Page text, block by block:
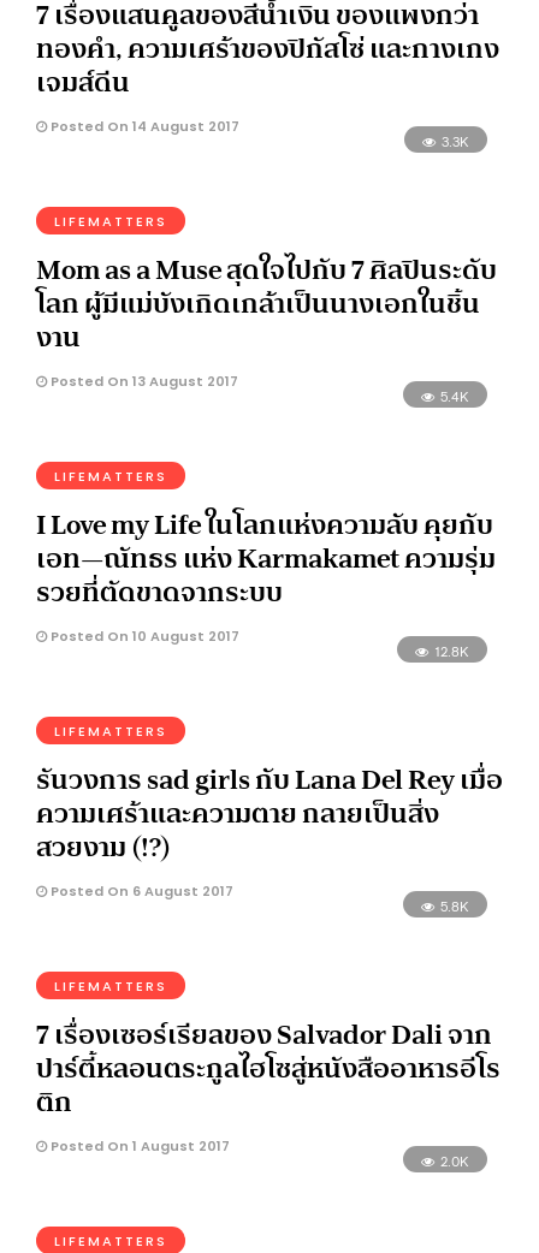
7 เรื่องแสนคูลของสีน้ำเงิน ของแพงกว่า
ทองคำ, ความเศร้าของปิกัสโซ่ และกางเกง
เจมส์ดีน
Posted On 14 August 2017
3.3K
LIFEMATTERS
Mom as a Muse สุดใจไปกับ 7 ศิลปินระดับ
โลก ผู้มีแม่บังเกิดเกล้าเป็นนางเอกในชิ้น
งาน
Posted On 13 August 2017
5.4K
LIFEMATTERS
I Love my Life ในโลกแห่งความลับ คุยกับ
เอท—ณัทธร แห่ง Karmakamet ความรุ่ม
รวยที่ตัดขาดจากระบบ
Posted On 10 August 2017
12.8K
LIFEMATTERS
รันวงการ sad girls กับ Lana Del Rey เมื่อ
ความเศร้าและความตาย กลายเป็นสิ่ง
สวยงาม (!?)
Posted On 6 August 2017
5.8K
LIFEMATTERS
7 เรื่องเซอร์เรียลของ Salvador Dali จาก
ปาร์ตี้หลอนตระกูลไฮโซสู่หนังสืออาหารอีโร
ติก
Posted On 1 August 2017
2.0K
LIFEMATTERS